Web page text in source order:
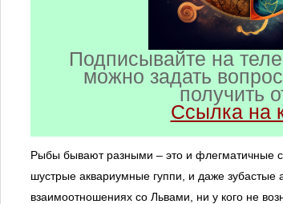
Подписывайте на
можно задать
получить
Ссылка на
Рыбы бывают разными – это и флегматичные
шустрые аквариумные гуппи, и даже
взаимоотношениях со Львами, ни у кого не